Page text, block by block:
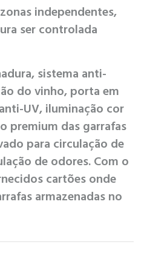
independentes,
ser controlada
sistema anti-
do vinho, porta em
UV, iluminação cor
premium das garrafas
para circulação de
de odores. Com o
cartões onde
armazenadas no